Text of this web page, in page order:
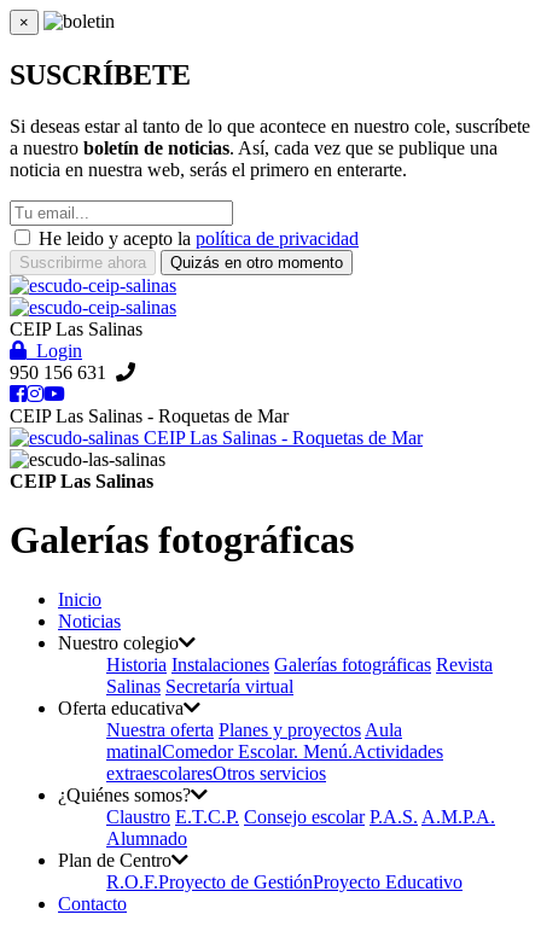
×
Cerrar
SUSCRÍBETE
Si deseas estar al tanto de lo que acontece en nuestro cole, suscríbete
a nuestro boletín de noticias. Así, cada vez que se publique una
noticia en nuestra web, serás el primero en enterarte.
He leido y acepto la política de privacidad
Suscribirme ahora Quizás en otro momento
CEIP Las Salinas
Login
950 156 631
CEIP Las Salinas - Roquetas de Mar
CEIP Las Salinas - Roquetas de Mar
CEIP Las Salinas
Galerías fotográficas
Inicio
Noticias
Nuestro colegio
Historia Instalaciones Galerías fotográficas Revista
Salinas Secretaría virtual
Oferta educativa
Nuestra oferta Planes y proyectos Aula
matinalComedor Escolar. Menú.Actividades
extraescolaresOtros servicios
¿Quiénes somos?
Claustro E.T.C.P. Consejo escolar P.A.S. A.M.P.A.
Alumnado
Plan de Centro
R.O.F.Proyecto de GestiónProyecto Educativo
Contacto